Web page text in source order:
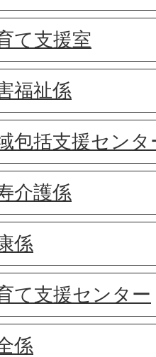
て支援室
福祉係
包括支援センタ
介護係
係
て支援センター
係